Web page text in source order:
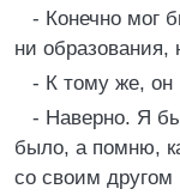
- Конечно мог
ни образования,
- К тому же, он
- Наверно. Я
было, а помню,
со своим другом